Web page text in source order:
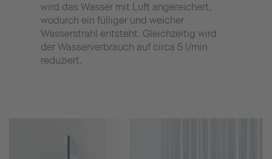
wird das Wasser mit Luft angereichert,
wodurch ein fülliger und weicher
Wasserstrahl entsteht. Gleichzeitig wird
der Wasserverbrauch auf circa 5 l/min
reduziert.